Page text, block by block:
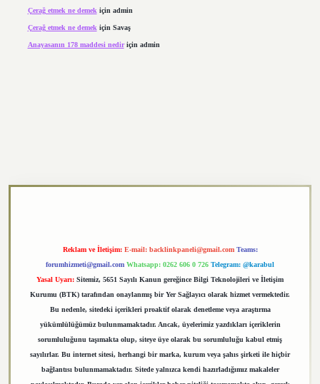
Çerağ etmek ne demekiçin admin
Çerağ etmek ne demek için Savaş
Anayasanın 178 maddesi nediriçin admin
Reklam ve İletişim: E-mail: backlinkpaneli@gmail.com Teams:
forumhizmeti@gmail.com Whatsapp: 0262 606 0 726 Telegram: @karabul
Yasal Uyarı: Sitemiz, 5651 Sayılı Kanun gereğince Bilgi Teknolojileri ve İletişim
Kurumu (BTK) tarafından onaylanmış bir Yer Sağlayıcı olarak hizmet vermektedir.
Bu nedenle, sitedeki içerikleri proaktif olarak denetleme veya araştırma
yükümlülüğümüz bulunmamaktadır. Ancak, üyelerimiz yazdıkları içeriklerin
sorumluluğunu taşımakta olup, siteye üye olarak bu sorumluluğu kabul etmiş
sayılırlar. Bu internet sitesi, herhangi bir marka, kurum veya şahıs şirketi ile hiçbir
bağlantısı bulunmamaktadır. Sitede yalnızca kendi hazırladığımız makaleler